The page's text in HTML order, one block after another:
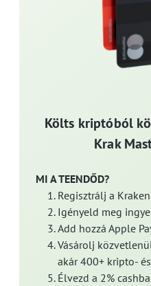
Költs kriptóból
Krak
MI A TEENDŐD?
Regisztrálj a
Igényeld meg
Add hozzá Apple
Vásárolj
akár 400+ kripto-
Élvezd a 2%